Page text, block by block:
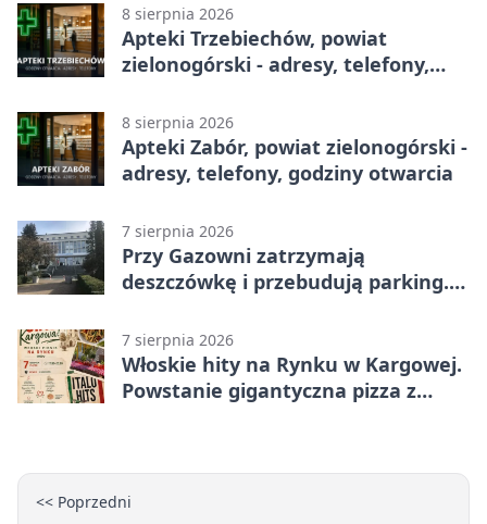
8 sierpnia 2026
Apteki Trzebiechów, powiat
zielonogórski - adresy, telefony,
8 sierpnia 2026
Apteki Zabór, powiat zielonogórski -
adresy, telefony, godziny otwarcia
7 sierpnia 2026
Przy Gazowni zatrzymają
deszczówkę i przebudują parking.
7 sierpnia 2026
Włoskie hity na Rynku w Kargowej.
Powstanie gigantyczna pizza z
<< Poprzedni